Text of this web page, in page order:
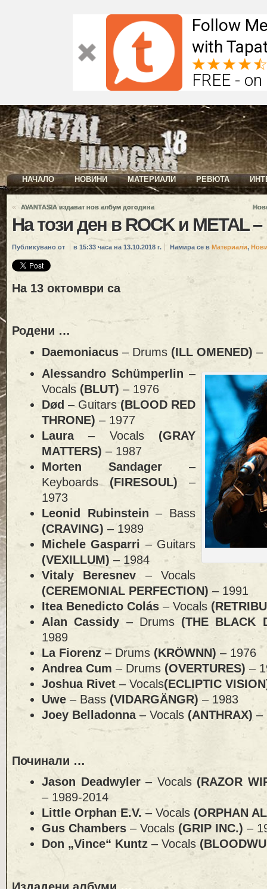
Follow
with
FREE -
НАЧАЛО НОВИНИ МАТЕРИАЛИ РЕВЮТА
« AVANTASIA издават нов албум догодина
На този ден в ROCK и METAL –
Публикувано от в 15:33 часа на 13.10.2018 г. Намира се в Материали,
На 13 октомври са
Родени …
Daemoniacus – Drums (ILL OMENED) –
Alessandro Schümperlin –
Vocals (BLUT) – 1976
Død – Guitars(BLOOD RED
THRONE) – 1977
Laura– Vocals (GRAY
MATTERS) – 1987
Morten Sandager –
Keyboards(FIRESOUL) –
1973
Leonid Rubinstein– Bass
(CRAVING) – 1989
Michele Gasparri – Guitars
(VEXILLUM) – 1984
Vitaly Beresnev – Vocals
(CEREMONIAL PERFECTION) – 1991
Itea Benedicto Colás – Vocals
Alan Cassidy – Drums (THE BLACK
1989
La Fiorenz– Drums (KRÖWNN) – 1976
Andrea Cum – Drums (OVERTURES) –
Joshua Rivet – Vocals(ECLIPTIC
Uwe – Bass (VIDARGÄNGR) – 1983
Joey Belladonna – Vocals (ANTHRAX) –
Починали …
Jason Deadwyler – Vocals (RAZOR
– 1989-2014
Little Orphan E.V. – Vocals (ORPHAN
Gus Chambers – Vocals (GRIP INC.) –
Don „Vince“ Kuntz – Vocals